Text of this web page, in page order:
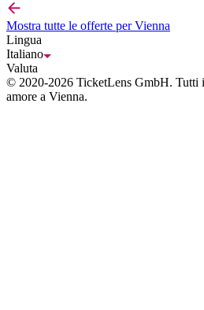
Mostra tutte le offerte per Vienna
Lingua
Italiano
Valuta
© 2020-2026 TicketLens GmbH. Tutti
amore a Vienna.